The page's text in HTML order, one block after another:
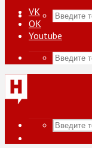
VK
ОК
Youtube